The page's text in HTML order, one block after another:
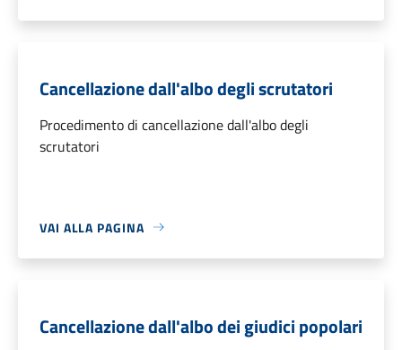
Cancellazione dall'albo degli scrutatori
Procedimento di cancellazione dall'albo degli
scrutatori
VAI ALLA PAGINA
Cancellazione dall'albo dei giudici popolari